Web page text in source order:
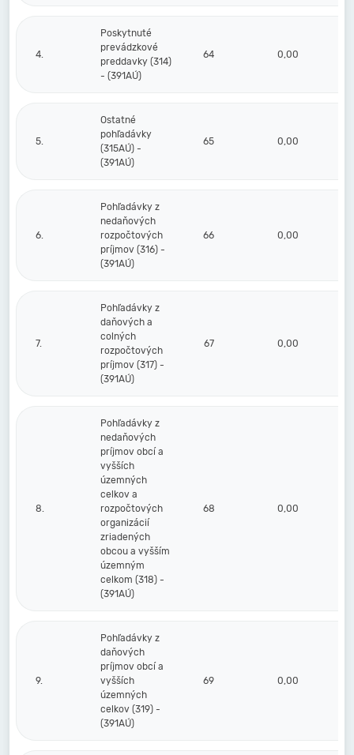
4.
Poskytnuté
prevádzkové
preddavky (314)
- (391AÚ)
64 0,00
5.
Ostatné
pohľadávky
(315AÚ) -
(391AÚ)
65 0,00
6.
Pohľadávky z
nedaňových
rozpočtových
príjmov (316) -
(391AÚ)
66 0,00
7.
Pohľadávky z
daňových a
colných
rozpočtových
príjmov (317) -
(391AÚ)
67 0,00
8.
Pohľadávky z
nedaňových
príjmov obcí a
vyšších
územných
celkov a
rozpočtových
organizácií
zriadených
obcou a vyšším
územným
celkom (318) -
(391AÚ)
68 0,00
9.
Pohľadávky z
daňových
príjmov obcí a
vyšších
územných
celkov (319) -
(391AÚ)
69 0,00